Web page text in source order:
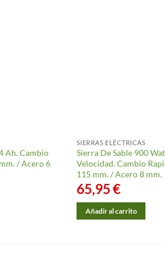
Ah. Cambio
/ Acero 6
SIERRAS ELÉCTRICAS
Sierra De Sable 900
Velocidad. Cambio
115 mm. / Acero 8 mm.
65,95€
Añadir al carrito